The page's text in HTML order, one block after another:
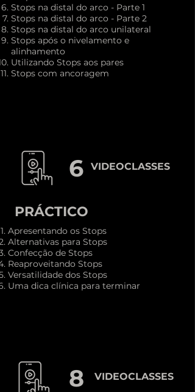
Stops na distal do arco - Parte 1
Stops na distal do arco - Parte 2
Stops na distal do arco unilateral
Stops após o nivelamento e
alinhamento
Utilizando Stops aos pares
Stops com ancoragem
VIDEOCLASSES
6
PRÁCTICO
Apresentando os Stops
Alternativas para Stops
Confecção de Stops
Reaproveitando Stops
Versatilidade dos Stops
Uma dica clínica para terminar
VIDEOCLASSES
8